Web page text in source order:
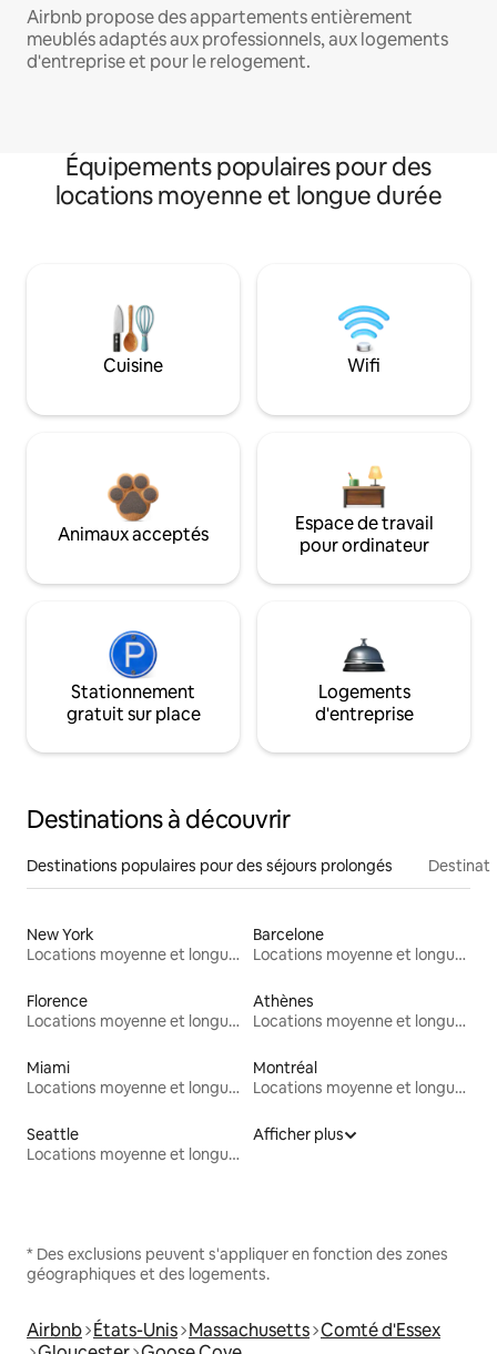
Airbnb propose des appartements entièrement
meublés adaptés aux professionnels, aux logements
d'entreprise et pour le relogement.
Équipements populaires pour des
locations moyenne et longue durée
Cuisine Wifi
Animaux acceptés
Espace de travail
pour ordinateur
Stationnement
gratuit sur place
Logements
d'entreprise
Destinations à découvrir
Destinations populaires pour des séjours prolongés
New York
Locations moyenne et longue durée
Barcelone
Locations moyenne et longue durée
Florence
Locations moyenne et longue durée
Athènes
Locations moyenne et longue durée
Miami
Locations moyenne et longue durée
Montréal
Locations moyenne et longue durée
Seattle
Locations moyenne et longue durée
Afficher plus
* Des exclusions peuvent s'appliquer en fonction des zones
géographiques et des logements.
Airbnb États-Unis Massachusetts Comté d'Essex